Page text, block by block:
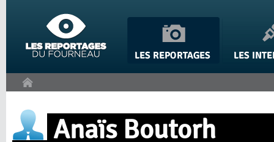
Anaïs Boutorh